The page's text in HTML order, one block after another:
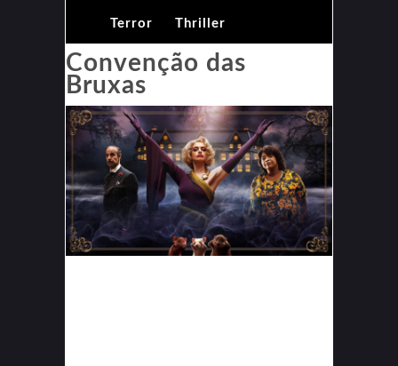
Terror Thriller
Convenção das
Bruxas